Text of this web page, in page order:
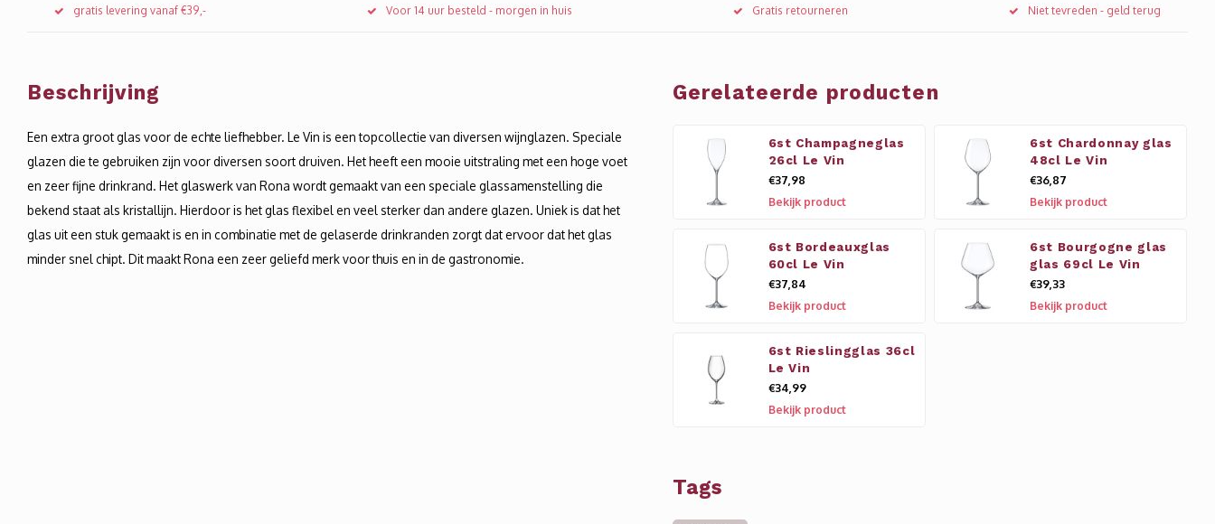
gratis levering vanaf €39,- Voor 14 uur besteld - morgen in huis Gratis retourneren Niet tevreden - geld terug
Beschrijving
Een extra groot glas voor de echte liefhebber. Le Vin is een topcollectie van diversen wijnglazen. Speciale
glazen die te gebruiken zijn voor diversen soort druiven. Het heeft een mooie uitstraling met een hoge voet
en zeer fijne drinkrand. Het glaswerk van Rona wordt gemaakt van een speciale glassamenstelling die
bekend staat als kristallijn. Hierdoor is het glas flexibel en veel sterker dan andere glazen. Uniek is dat het
glas uit een stuk gemaakt is en in combinatie met de gelaserde drinkranden zorgt dat ervoor dat het glas
minder snel chipt. Dit maakt Rona een zeer geliefd merk voor thuis en in de gastronomie.
Gerelateerde producten
6st Champagneglas
26cl Le Vin
€37,98
Bekijk product
6st Chardonnay glas
48cl Le Vin
€36,87
Bekijk product
6st Bordeauxglas
60cl Le Vin
€37,84
Bekijk product
6st Bourgogne glas
glas 69cl Le Vin
€39,33
Bekijk product
6st Rieslingglas 36cl
Le Vin
€34,99
Bekijk product
Tags